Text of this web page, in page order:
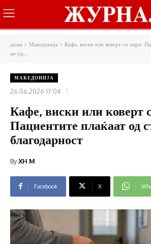
дома Македонија
Кафе, виски или коверт со пари:
не од...
МАКЕДОНИЈА
26.06.2026 17:04
Кафе, виски или коверт
Пациентите плаќаат од
благодарност
ByXH M
Facebook X